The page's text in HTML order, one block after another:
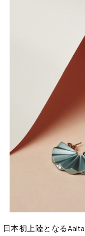
日本初上陸となる